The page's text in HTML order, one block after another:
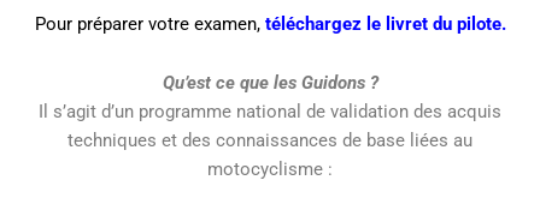
Pour préparer votre examen, téléchargez le livret du pilote.
Qu’est ce que les Guidons ?
Il s’agit d’un programme national de validation des acquis
techniques et des connaissances de base liées au
motocyclisme :